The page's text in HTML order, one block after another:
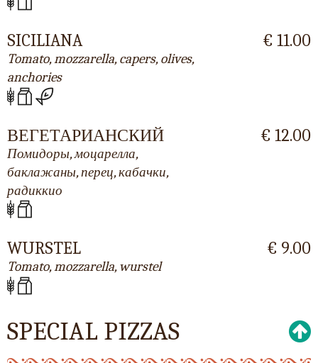
SICILIANA
Tomato, mozzarella, capers, olives,
anchories
€ 11.00
ВЕГЕТАРИАНСКИЙ
Помидоры, моцарелла,
баклажаны, перец, кабачки,
радиккио
€ 12.00
WURSTEL
Tomato, mozzarella, wurstel
€ 9.00
SPECIAL PIZZAS